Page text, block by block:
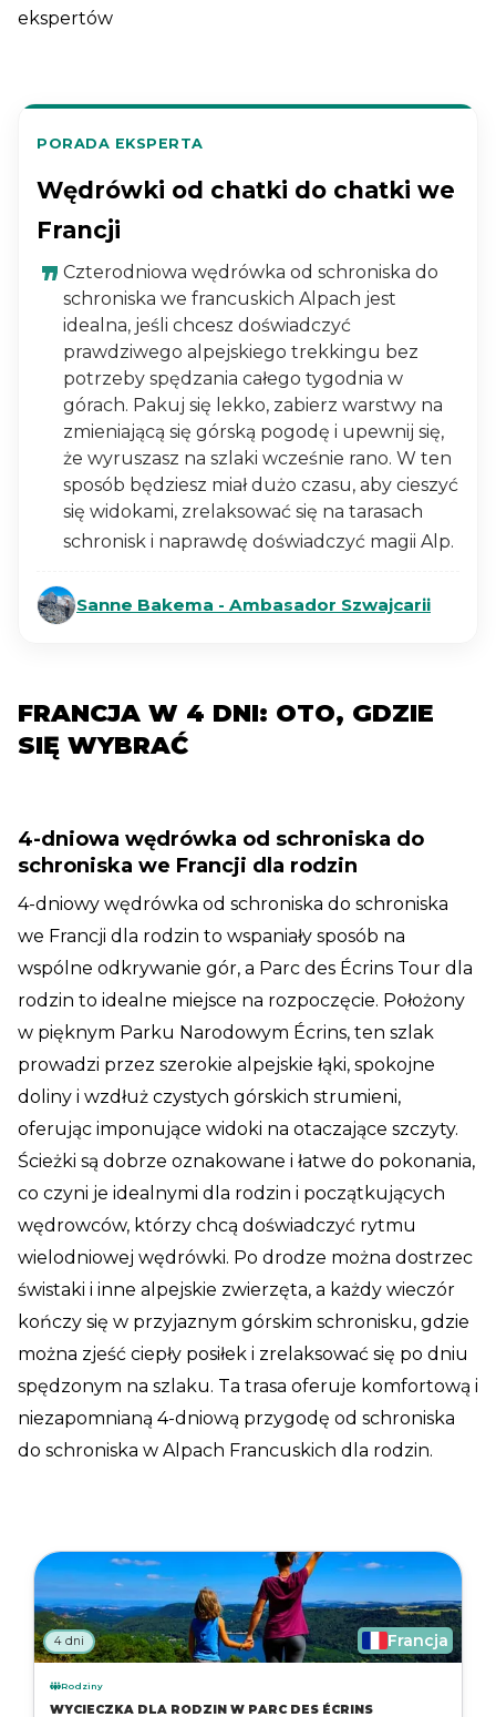
ekspertów
PORADA EKSPERTA
Wędrówki od chatki do chatki we
Francji
Czterodniowa wędrówka od schroniska do
schroniska we francuskich Alpach jest
idealna, jeśli chcesz doświadczyć
prawdziwego alpejskiego trekkingu bez
potrzeby spędzania całego tygodnia w
górach. Pakuj się lekko, zabierz warstwy na
zmieniającą się górską pogodę i upewnij się,
że wyruszasz na szlaki wcześnie rano. W ten
sposób będziesz miał dużo czasu, aby cieszyć
się widokami, zrelaksować się na tarasach
schronisk i naprawdę doświadczyć magii Alp.
Sanne Bakema - Ambasador Szwajcarii
FRANCJA W 4 DNI: OTO, GDZIE
SIĘ WYBRAĆ
4-dniowa wędrówka od schroniska do
schroniska we Francji dla rodzin
4-dniowy wędrówka od schroniska do schroniska
we Francji dla rodzin to wspaniały sposób na
wspólne odkrywanie gór, a Parc des Écrins Tour dla
rodzin to idealne miejsce na rozpoczęcie. Położony
w pięknym Parku Narodowym Écrins, ten szlak
prowadzi przez szerokie alpejskie łąki, spokojne
doliny i wzdłuż czystych górskich strumieni,
oferując imponujące widoki na otaczające szczyty.
Ścieżki są dobrze oznakowane i łatwe do pokonania,
co czyni je idealnymi dla rodzin i początkujących
wędrowców, którzy chcą doświadczyć rytmu
wielodniowej wędrówki. Po drodze można dostrzec
świstaki i inne alpejskie zwierzęta, a każdy wieczór
kończy się w przyjaznym górskim schronisku, gdzie
można zjeść ciepły posiłek i zrelaksować się po dniu
spędzonym na szlaku. Ta trasa oferuje komfortową i
niezapomnianą 4-dniową przygodę od schroniska
do schroniska w Alpach Francuskich dla rodzin.
4 dni Francja
Rodziny
WYCIECZKA DLA RODZIN W PARC DES ÉCRINS